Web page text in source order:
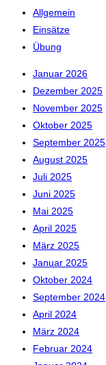
Allgemein
Einsätze
Übung
Januar 2026
Dezember 2025
November 2025
Oktober 2025
September 2025
August 2025
Juli 2025
Juni 2025
Mai 2025
April 2025
März 2025
Januar 2025
Oktober 2024
September 2024
April 2024
März 2024
Februar 2024